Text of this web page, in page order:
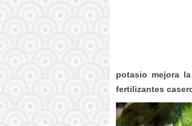
potasio mejora
fertilizantes